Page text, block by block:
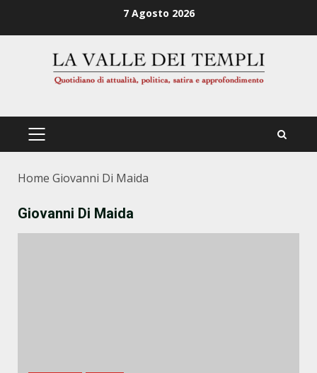
7 Agosto 2026
PRIMÄRES
Home Giovanni Di Maida
Giovanni Di Maida